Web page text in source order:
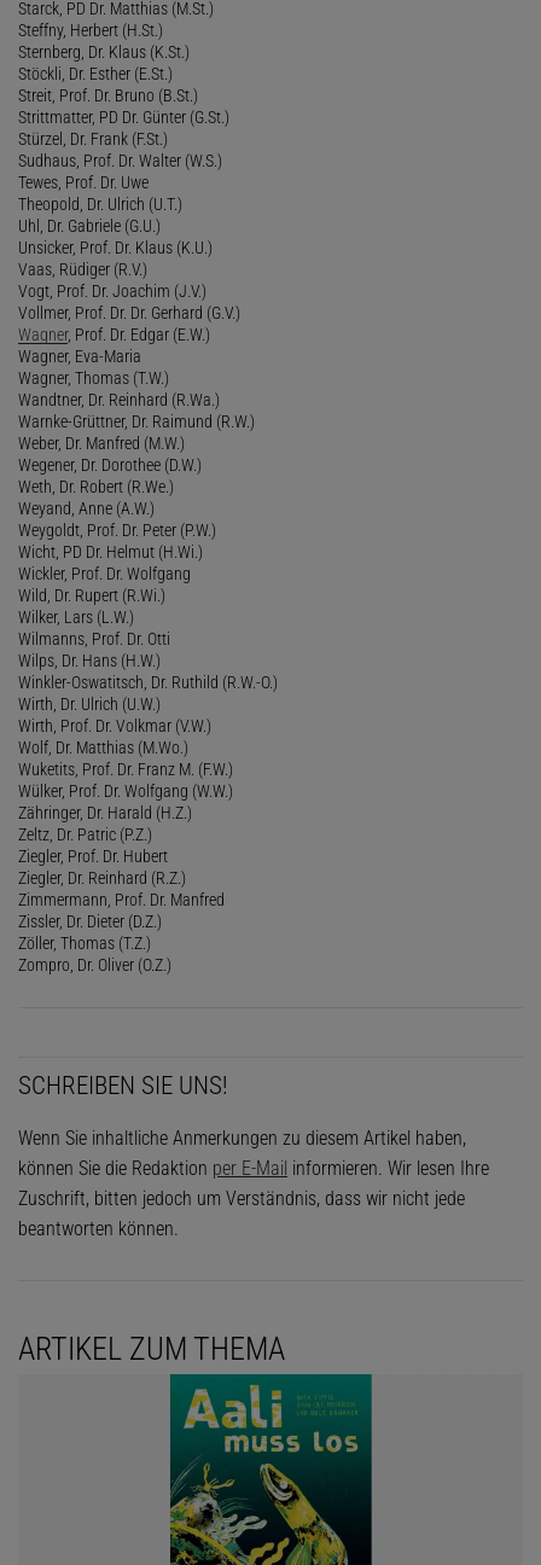
Starck, PD Dr. Matthias (M.St.)
Steffny, Herbert (H.St.)
Sternberg, Dr. Klaus (K.St.)
Stöckli, Dr. Esther (E.St.)
Streit, Prof. Dr. Bruno (B.St.)
Strittmatter, PD Dr. Günter (G.St.)
Stürzel, Dr. Frank (F.St.)
Sudhaus, Prof. Dr. Walter (W.S.)
Tewes, Prof. Dr. Uwe
Theopold, Dr. Ulrich (U.T.)
Uhl, Dr. Gabriele (G.U.)
Unsicker, Prof. Dr. Klaus (K.U.)
Vaas, Rüdiger (R.V.)
Vogt, Prof. Dr. Joachim (J.V.)
Vollmer, Prof. Dr. Dr. Gerhard (G.V.)
Wagner, Prof. Dr. Edgar (E.W.)
Wagner, Eva-Maria
Wagner, Thomas (T.W.)
Wandtner, Dr. Reinhard (R.Wa.)
Warnke-Grüttner, Dr. Raimund (R.W.)
Weber, Dr. Manfred (M.W.)
Wegener, Dr. Dorothee (D.W.)
Weth, Dr. Robert (R.We.)
Weyand, Anne (A.W.)
Weygoldt, Prof. Dr. Peter (P.W.)
Wicht, PD Dr. Helmut (H.Wi.)
Wickler, Prof. Dr. Wolfgang
Wild, Dr. Rupert (R.Wi.)
Wilker, Lars (L.W.)
Wilmanns, Prof. Dr. Otti
Wilps, Dr. Hans (H.W.)
Winkler-Oswatitsch, Dr. Ruthild (R.W.-O.)
Wirth, Dr. Ulrich (U.W.)
Wirth, Prof. Dr. Volkmar (V.W.)
Wolf, Dr. Matthias (M.Wo.)
Wuketits, Prof. Dr. Franz M. (F.W.)
Wülker, Prof. Dr. Wolfgang (W.W.)
Zähringer, Dr. Harald (H.Z.)
Zeltz, Dr. Patric (P.Z.)
Ziegler, Prof. Dr. Hubert
Ziegler, Dr. Reinhard (R.Z.)
Zimmermann, Prof. Dr. Manfred
Zissler, Dr. Dieter (D.Z.)
Zöller, Thomas (T.Z.)
Zompro, Dr. Oliver (O.Z.)
SCHREIBEN SIE UNS!
Wenn Sie inhaltliche Anmerkungen zu diesem Artikel haben,
können Sie die Redaktion per E-Mail informieren. Wir lesen Ihre
Zuschrift, bitten jedoch um Verständnis, dass wir nicht jede
beantworten können.
ARTIKEL ZUM THEMA